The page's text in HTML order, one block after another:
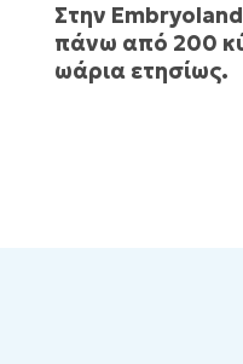
Στην
πάνω από 200
ωάρια ετησίως.